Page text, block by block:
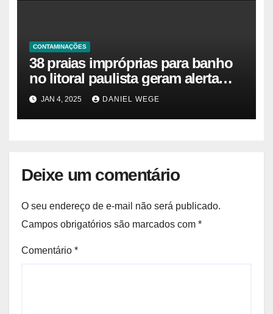
CONTAMINAÇÕES
38 praias impróprias para banho
no litoral paulista geram alerta
ambiental e de saúde pública
JAN 4, 2025 DANIEL WEGE
Deixe um comentário
O seu endereço de e-mail não será publicado.
Campos obrigatórios são marcados com *
Comentário *